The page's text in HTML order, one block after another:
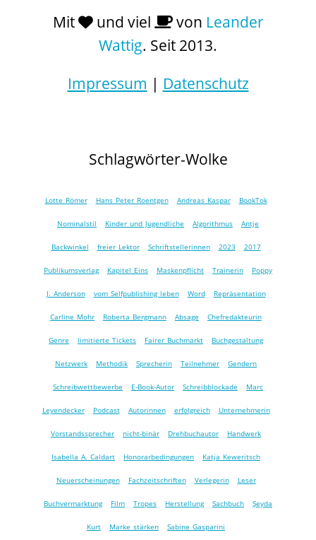
Mit und viel von Leander
Wattig. Seit 2013.
Impressum | Datenschutz
Schlagwörter-Wolke
Lotte Römer Hans Peter Roentgen Andreas Kaspar BookTok
Nominalstil Kinder und Jugendliche Algorithmus Antje
Backwinkel freier Lektor Schriftstellerinnen 2023 2017
Publikumsverlag Kapitel Eins Maskenpflicht Trainerin Poppy
J. Anderson vom Selfpublishing leben Word Repräsentation
Carline Mohr Roberta Bergmann Absage Chefredakteurin
Genre limitierte Tickets Fairer Buchmarkt Buchgestaltung
Netzwerk Methodik Sprecherin Teilnehmer Gendern
Schreibwettbewerbe E-Book-Autor Schreibblockade Marc
Leyendecker Podcast Autorinnen erfolgreich Unternehmerin
Vorstandssprecher nicht-binär Drehbuchautor Handwerk
Isabella A. Caldart Honorarbedingungen Katja Keweritsch
Neuerscheinungen Fachzeitschriften Verlegerin Leser
Buchvermarktung Film Tropes Herstellung Sachbuch Şeyda
Kurt Marke stärken Sabine Gasparini